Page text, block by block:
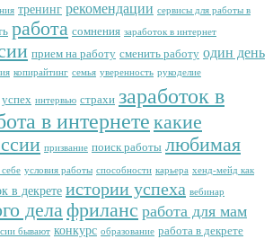
тренинг рекомендации сервисы для работы в
работа сомнения заработок в интернет
прием на работу сменить работу один день
копирайтинг семья уверенность рукоделие
успех интервью страхи заработок в
в интернете какие
призвание поиск работы любимая
условия работы способности карьера хенд-мейд как
в декрете истории успеха вебинар
делафриланс работа для мам
бывают конкурс образование работа в декрете